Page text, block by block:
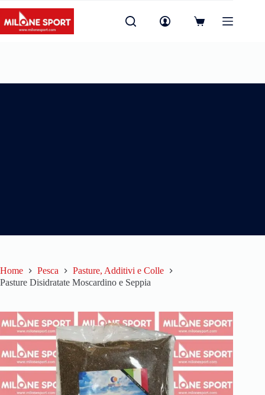
Home Pesca
Pasture, Additivi e Colle
Pasture Disidratate Moscardino e Seppia